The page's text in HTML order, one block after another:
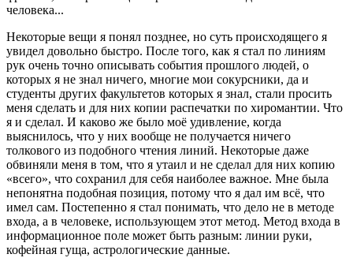
человека...
Некоторые вещи я понял позднее, но суть происходящего я
увидел довольно быстро. После того, как я стал по линиям
рук очень точно описывать события прошлого людей, о
которых я не знал ничего, многие мои сокурсники, да и
студенты других факультетов которых я знал, стали просить
меня сделать и для них копии распечатки по хиромантии. Что
я и сделал. И каково же было моё удивление, когда
выяснилось, что у них вообще не получается ничего
толкового из подобного чтения линий. Некоторые даже
обвиняли меня в том, что я утаил и не сделал для них копию
«всего», что сохранил для себя наиболее важное. Мне была
непонятна подобная позиция, потому что я дал им всё, что
имел сам. Постепенно я стал понимать, что дело не в методе
входа, а в человеке, использующем этот метод. Метод входа в
информационное поле может быть разным: линии руки,
кофейная гуща, астрологические данные.